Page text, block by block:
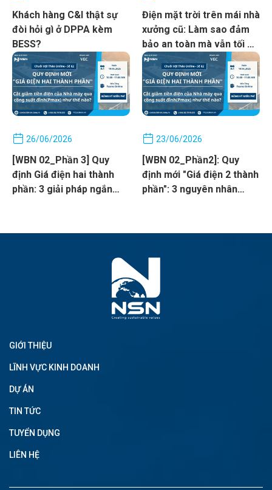
Khách hàng C&I thật sự
đòi hỏi gì ở DPPA kèm
BESS?
Điện mặt trời trên mái nhà
xưởng cũ: Làm sao đảm
bảo an toàn mà vẫn tối đa
công suất?
26/06/2026
[WBN 02_Phần 3] Quy
định Giá điện hai thành
phần: 3 giải pháp ngắn
kiểm soát Pmax
23/06/2026
[WBN 02_Phần2]: Quy
định mới "Giá điện 2 thành
phần": 3 nguyên nhân
sót
GIỚI THIỆU
LĨNH VỰC KINH DOANH
DỰ ÁN
TIN TỨC
TUYỂN DỤNG
LIÊN HỆ